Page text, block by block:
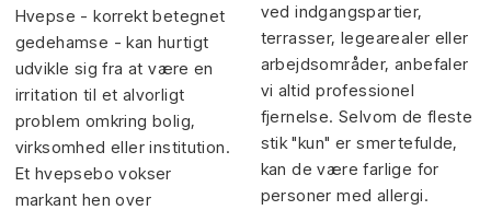
Hvepse - korrekt betegnet
gedehamse - kan hurtigt
udvikle sig fra at være en
irritation til et alvorligt
problem omkring bolig,
virksomhed eller institution.
Et hvepsebo vokser
markant hen over
ved indgangspartier,
terrasser, legearealer eller
arbejdsområder, anbefaler
vi altid professionel
fjernelse. Selvom de fleste
stik "kun" er smertefulde,
kan de være farlige for
personer med allergi.